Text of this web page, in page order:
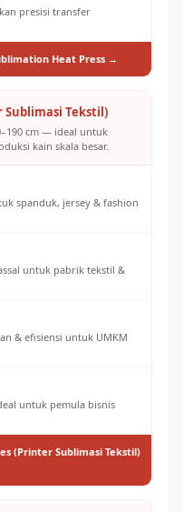
presisi transfer
Heat Press →
Sublimasi Tekstil)
cm — ideal untuk
kain skala besar.
spanduk, jersey & fashion
untuk pabrik tekstil &
& efisiensi untuk UMKM
untuk pemula bisnis
(Printer Sublimasi Tekstil)